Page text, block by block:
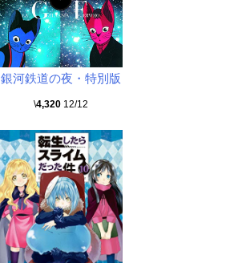
銀河鉄道の夜・特別版
\4,320 12/12